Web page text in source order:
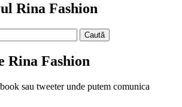
Rina Fashion
Rina Fashion
sau tweeter unde putem comunica